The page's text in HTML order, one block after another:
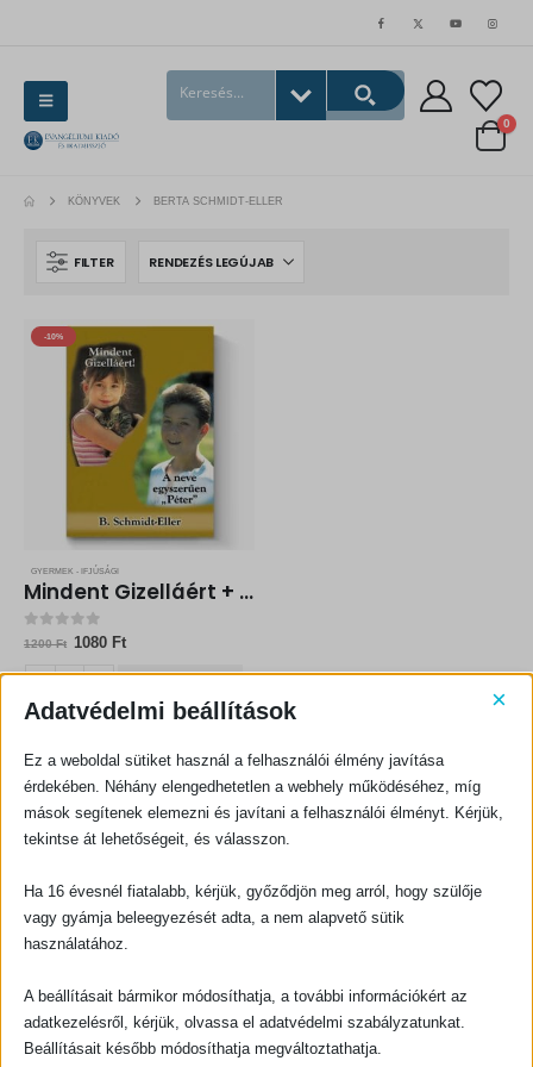
0
KÖNYVEK BERTA SCHMIDT-ELLER
FILTER
-10%
GYERMEK - IFJÚSÁGI
Mindent Gizelláért + A neve egyszerűen Péter
0out of 5
1200Ft
Original
was:
1080 FtCurrent
is:
KAPCSOLATFELVÉTEL
Evangéliumi Kiadó
1066 Budapest, Ó utca 16.
TELEFON:
+36-1-311-5860
Adatvédelmi beállítások ×
Ez a weboldal sütiket használ a felhasználói élmény javítása
érdekében. Néhány elengedhetetlen a webhely működéséhez, míg
mások segítenek elemezni és javítani a felhasználói élményt. Kérjük,
tekintse át lehetőségeit, és válasszon.
Ha 16 évesnél fiatalabb, kérjük, győződjön meg arról, hogy szülője
vagy gyámja beleegyezését adta, a nem alapvető sütik
használatához.
A beállításait bármikor módosíthatja, a további információkért az
adatkezelésről, kérjük, olvassa el adatvédelmi szabályzatunkat.
Beállításait később módosíthatja megváltoztathatja.